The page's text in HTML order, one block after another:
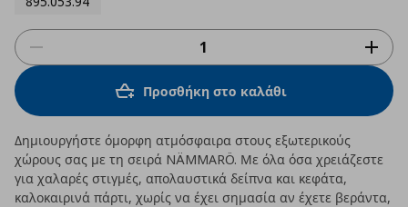
Προσθήκη στο καλάθι
Δημιουργήστε όμορφη ατμόσφαιρα στους εξωτερικούς
χώρους σας με τη σειρά NÄMMARÖ. Με όλα όσα χρειάζεστε
για χαλαρές στιγμές, απολαυστικά δείπνα και κεφάτα,
καλοκαιρινά πάρτι, χωρίς να έχει σημασία αν έχετε βεράντα,